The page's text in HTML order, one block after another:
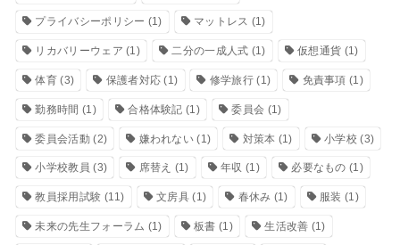
プライバシーポリシー (1) マットレス (1)
リカバリーウェア (1) 二分の一成人式 (1) 仮想通貨 (1)
体育 (3) 保護者対応 (1) 修学旅行(1) 免責事項 (1)
勤務時間 (1) 合格体験記 (1) 委員会 (1)
委員会活動(2) 嫌われない (1) 対策本 (1) 小学校 (3)
小学校教員 (3) 席替え (1) 年収 (1) 必要なもの (1)
教員採用試験 (11) 文房具 (1) 春休み (1) 服装 (1)
未来の先生フォーラム (1) 板書 (1) 生活改善 (1)